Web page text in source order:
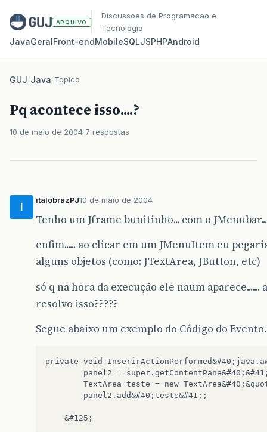
ARQUIVO
Discussoes de Programacao e
Tecnologia
JavaGeralFront‑endMobileSQLJSPHPAndroid
GUJ/Java/Topico
Pq acontece isso....?
10 de maio de 2004 7 respostas
I
italobrazPJ10 de maio de 2004
Tenho um Jframe bunitinho... com o
enfim...... ao clicar em um JMenuItem eu
alguns objetos (como: JTextArea, JButton, etc)
só q na hora da execução ele naum
resolvo isso?????
Segue abaixo um exemplo do Código do Evento.
private void
panel2 =
TextArea teste = new
        panel2.add&#40;teste&#41;;